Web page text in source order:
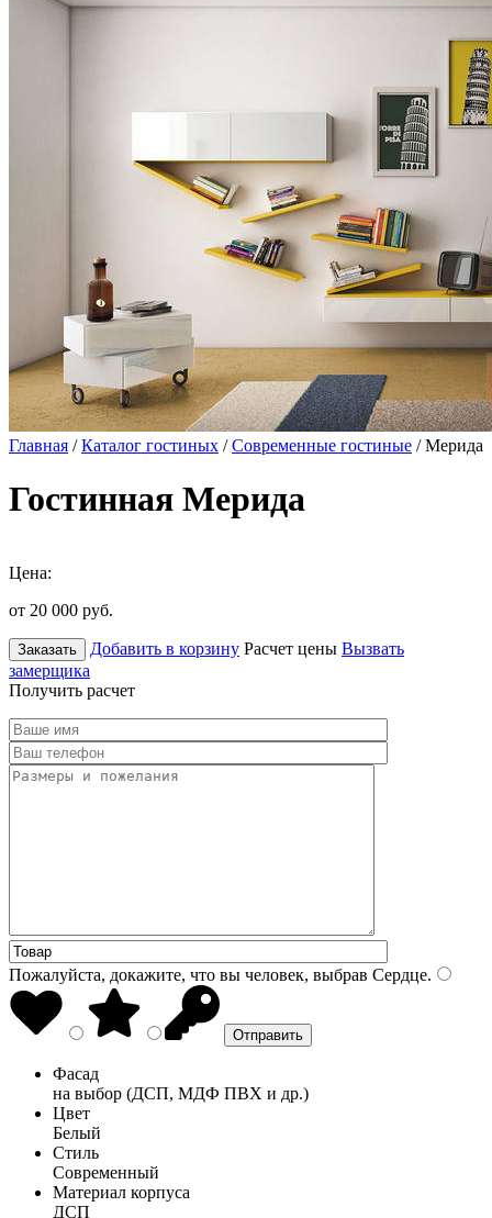
Главная /Каталог гостиных /Современные гостиные / Мерида
Гостинная Мерида
Цена:
от 20 000 руб.
Заказать Добавить в корзину Расчет цены Вызвать
замерщика
Получить расчет
Пожалуйста, докажите, что вы человек, выбрав Сердце.
Фасад
на выбор (ДСП, МДФ ПВХ и др.)
Цвет
Белый
Стиль
Современный
Материал корпуса
ДСП